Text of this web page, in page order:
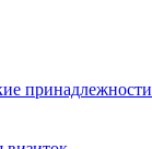
принадлежности